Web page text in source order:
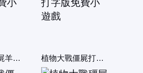
植物大戰殭屍羊年版 植物大戰僵屍打字版